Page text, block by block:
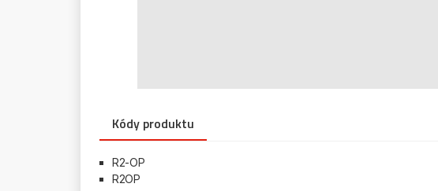
Kódy produktu
R2-OP
R2OP